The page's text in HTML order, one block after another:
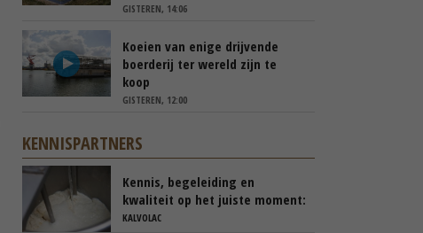
GISTEREN, 14:06
Koeien van enige drijvende
boerderij ter wereld zijn te
koop
GISTEREN, 12:00
KENNISPARTNERS
Kennis, begeleiding en
kwaliteit op het juiste moment:
de basis voor sterke kalveren
KALVOLAC